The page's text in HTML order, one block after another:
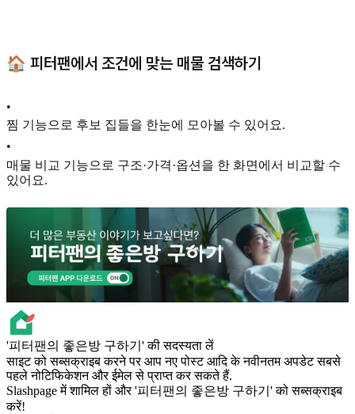
🏠 피터팬에서 조건에 맞는 매물 검색하기
•
찜 기능으로 후보 집들을 한눈에 모아볼 수 있어요.
•
매물 비교 기능으로 구조·가격·옵션을 한 화면에서 비교할 수
있어요.
'피터팬의 좋은방 구하기' की सदस्यता लें
साइट को सब्सक्राइब करने पर आप नए पोस्ट आदि के नवीनतम अपडेट सबसे
पहले नोटिफिकेशन और ईमेल से प्राप्त कर सकते हैं.
Slashpage में शामिल हों और '피터팬의 좋은방 구하기' को सब्सक्राइब
करें!